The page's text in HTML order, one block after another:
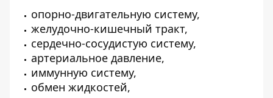
опорно-двигательную систему,
желудочно-кишечный тракт,
сердечно-сосудистую систему,
артериальное давление,
иммунную систему,
обмен жидкостей,